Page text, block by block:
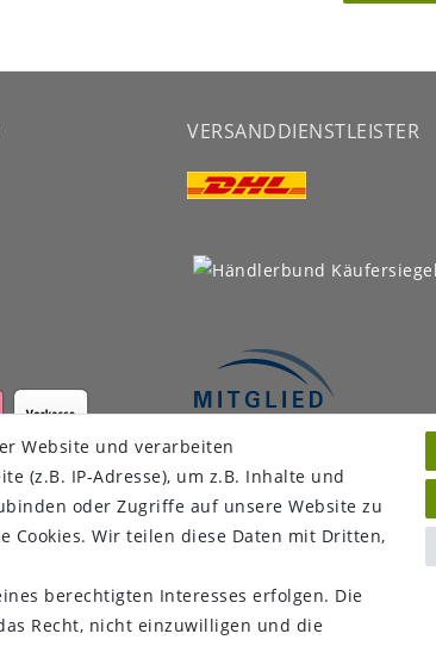
VERSANDDIENSTLEISTER
Website und verarbeiten
(z.B. IP-Adresse), um z.B. Inhalte und
oder Zugriffe auf unsere Website zu
Cookies. Wir teilen diese Daten mit Dritten,
berechtigten Interesses erfolgen. Die
Recht, nicht einzuwilligen und die